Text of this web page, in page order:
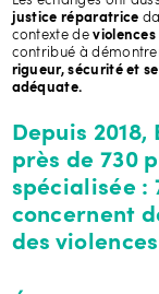
justice réparatrice
contexte de
contribué à
rigueur, sécurité et
adéquate.
Depuis
près de 730
spécialisée :
concernent
des